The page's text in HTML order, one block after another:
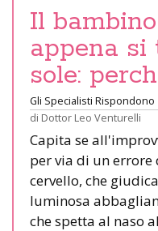
Il
appena
sole:
Gli Specialisti Rispondono
di Dottor Leo Venturelli
Capita se
per via di un
cervello, che
luminosa
che spetta al naso